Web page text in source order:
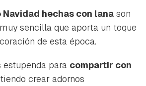
hechas con lana son
sencilla que aporta un toque
de esta época.
estupenda para compartir con
crear adornos